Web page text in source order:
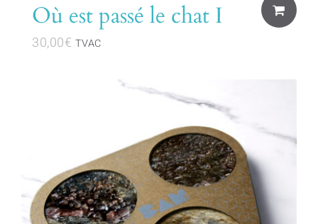
Où est passé le chat I
30,00€ TVAC